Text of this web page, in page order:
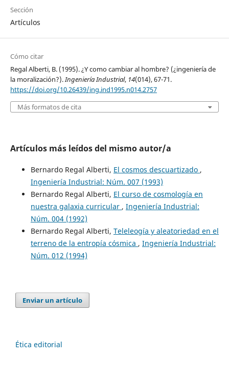
Sección
Artículos
Cómo citar
Regal Alberti, B. (1995). ¿Y como cambiar al hombre? (¿ingeniería de
la moralización?).Ingeniería Industrial, 14(014), 67-71.
https://doi.org/10.26439/ing.ind1995.n014.2757
Más formatos de cita
Artículos más leídos del mismo autor/a
Bernardo Regal Alberti, El cosmos descuartizado ,
Ingeniería Industrial: Núm. 007 (1993)
Bernardo Regal Alberti, El curso de cosmología en
nuestra galaxia curricular , Ingeniería Industrial:
Núm. 004 (1992)
Bernardo Regal Alberti, Teleleogía y aleatoriedad en el
terreno de la entropía cósmica , Ingeniería Industrial:
Núm. 012 (1994)
Enviar un artículo
Ética editorial